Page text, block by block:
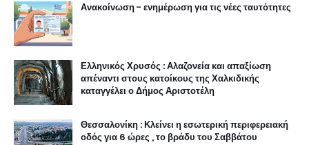
Ανακοίνωση - ενημέρωση για τις νέες ταυτότητες
Ελληνικός Χρυσός : Αλαζονεία και απαξίωση
απέναντι στους κατοίκους της Χαλκιδικής
καταγγέλει ο Δήμος Αριστοτέλη
Θεσσαλονίκη : Κλείνει η εσωτερική περιφερειακή
οδός για 6 ώρες , το βράδυ του Σαββάτου